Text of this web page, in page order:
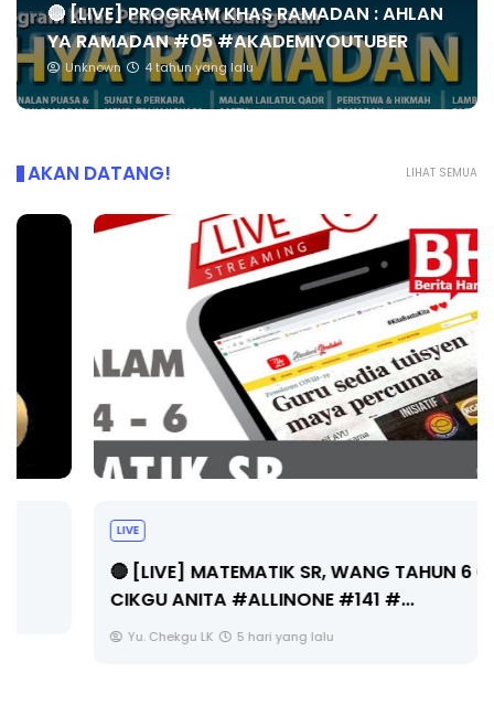
🔴 [LIVE] PROGRAM KHAS RAMADAN : AHLAN
YA RAMADAN #05 #AKADEMIYOUTUBER
Unknown 4 tahun yang lalu
LIHAT SEMUA
AKAN DATANG!
🔴 [LIVE] MATEMATIK SR, WANG TAHUN 6 OLEH
CIKGU ANITA #ALLINONE #141 #...
Yu. Chekgu LK 5 hari yang lalu